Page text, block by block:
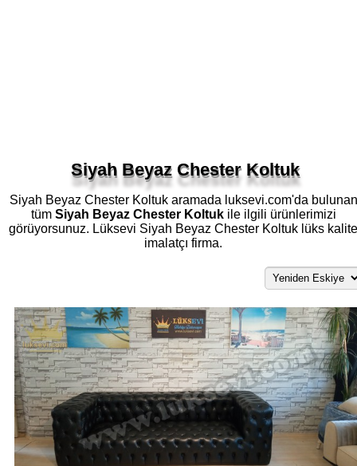
Siyah Beyaz Chester Koltuk
Siyah Beyaz Chester Koltuk aramada luksevi.com'da bulunan
tüm Siyah Beyaz Chester Koltukile ilgili ürünlerimizi
görüyorsunuz. Lüksevi Siyah Beyaz Chester Koltuk lüks kalite
imalatçı firma.